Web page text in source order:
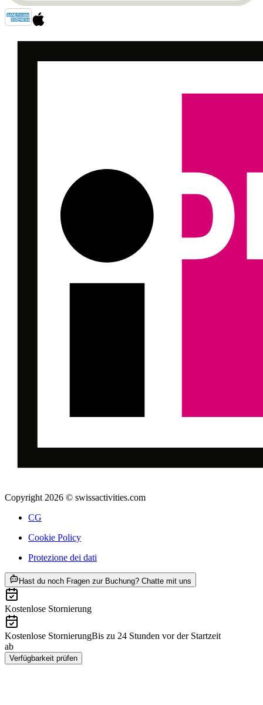
Copyright 2026 © swissactivities.com
CG
Cookie Policy
Protezione dei dati
Hast du noch Fragen zur Buchung? Chatte mit uns
Kostenlose Stornierung
Kostenlose StornierungBis zu 24 Stunden vor der Startzeit
ab
Verfügbarkeit prüfen